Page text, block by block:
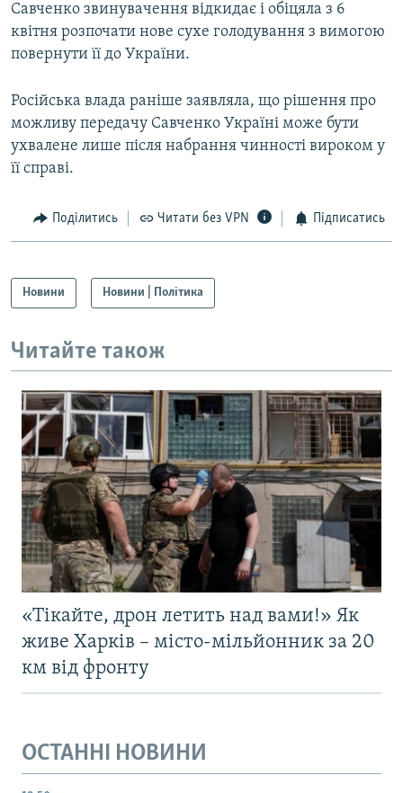
Савченко звинувачення відкидає і обіцяла з 6
квітня розпочати нове сухе голодування з вимогою
повернути її до України.
Російська влада раніше заявляла, що рішення про
можливу передачу Савченко Україні може бути
ухвалене лише після набрання чинності вироком у
її справі.
Поділитись Читати без VPN Підписатись
Новини Новини | Політика
Читайте також
«Тікайте, дрон летить над вами!» Як
живе Харків – місто-мільйонник за 20
км від фронту
ОСТАННІ НОВИНИ